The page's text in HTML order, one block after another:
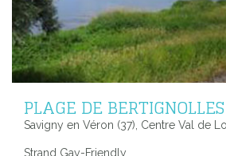
PLAGE DE BERTIGNOLLES
Savigny en Véron (37), Centre Val de
Strand Gay-Friendly